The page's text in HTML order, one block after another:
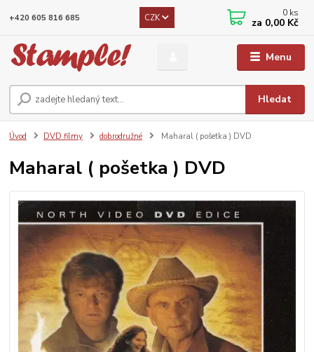
Menu
CZK
Hledat
+420 605 816 685 0 ks
za 0,00 Kč
Úvod DVD filmy dobrodružné Maharal ( pošetka ) DVD
Maharal ( pošetka ) DVD